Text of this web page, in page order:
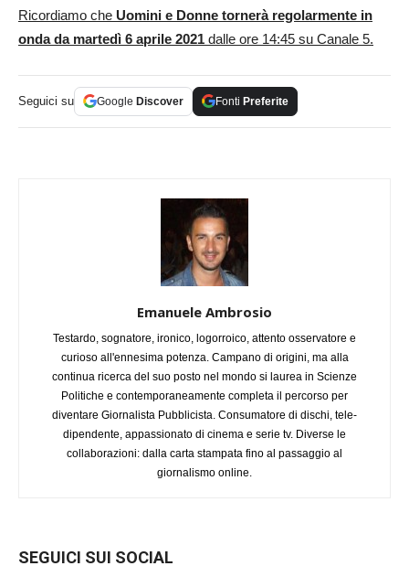
Ricordiamo che Uomini e Donne tornerà regolarmente in
onda da martedì 6 aprile 2021 dalle ore 14:45 su Canale 5.
Seguici su Google Discover Fonti Preferite
Emanuele Ambrosio
Testardo, sognatore, ironico, logorroico, attento osservatore e
curioso all'ennesima potenza. Campano di origini, ma alla
continua ricerca del suo posto nel mondo si laurea in Scienze
Politiche e contemporaneamente completa il percorso per
diventare Giornalista Pubblicista. Consumatore di dischi, tele-
dipendente, appassionato di cinema e serie tv. Diverse le
collaborazioni: dalla carta stampata fino al passaggio al
giornalismo online.
SEGUICI SUI SOCIAL